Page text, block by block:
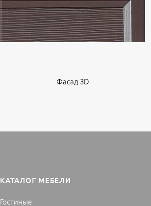
Фасад 3D
КАТАЛОГ МЕБЕЛИ
Гостиные